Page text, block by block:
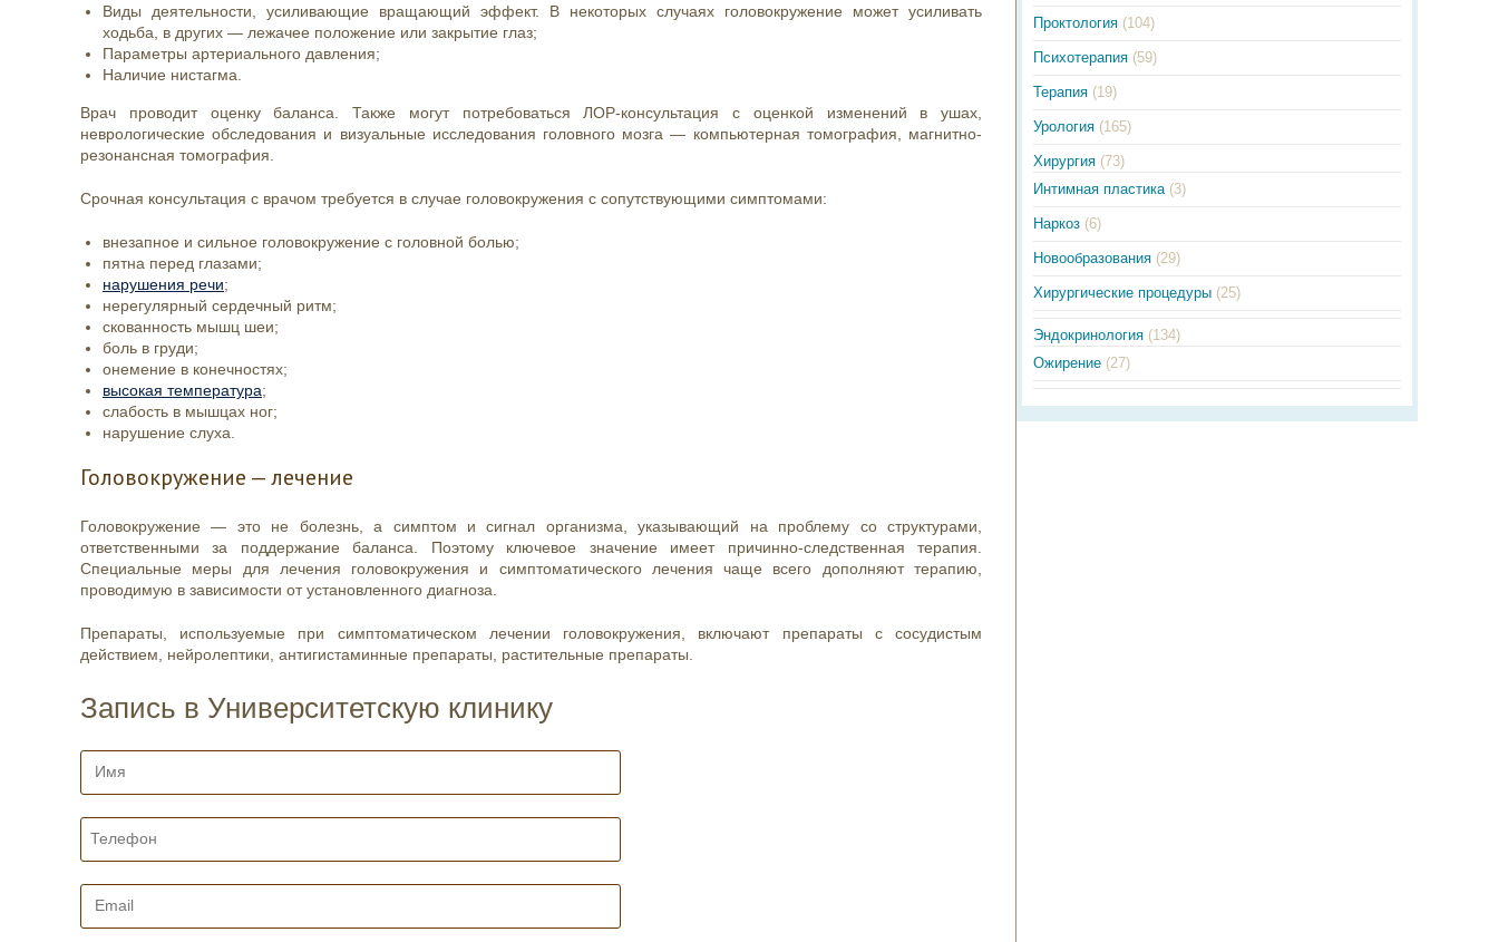
Виды деятельности, усиливающие вращающий эффект. В некоторых случаях головокружение может усиливать
ходьба, в других — лежачее положение или закрытие глаз;
Параметры артериального давления;
Наличие нистагма.
Врач проводит оценку баланса. Также могут потребоваться ЛОР-консультация с оценкой изменений в ушах,
неврологические обследования и визуальные исследования головного мозга — компьютерная томография, магнитно-
резонансная томография.
Срочная консультация с врачом требуется в случае головокружения с сопутствующими симптомами:
внезапное и сильное головокружение с головной болью;
пятна перед глазами;
нарушения речи;
нерегулярный сердечный ритм;
скованность мышц шеи;
боль в груди;
онемение в конечностях;
высокая температура;
слабость в мышцах ног;
нарушение слуха.
Головокружение — лечение
Головокружение — это не болезнь, а симптом и сигнал организма, указывающий на проблему со структурами,
ответственными за поддержание баланса. Поэтому ключевое значение имеет причинно-следственная терапия.
Специальные меры для лечения головокружения и симптоматического лечения чаще всего дополняют терапию,
проводимую в зависимости от установленного диагноза.
Препараты, используемые при симптоматическом лечении головокружения, включают препараты с сосудистым
действием, нейролептики, антигистаминные препараты, растительные препараты.
Запись в Университетскую клинику
И
*
Т
е
о
E
Проктология (104)
Психотерапия (59)
Терапия (19)
Урология (165)
Хирургия (73)
Интимная пластика (3)
Наркоз (6)
Новообразования (29)
Хирургические процедуры (25)
Эндокринология (134)
Ожирение (27)